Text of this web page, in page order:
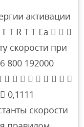
активации
T R T T Ea   
скорости при
800 192000
        
0,1111
скорости